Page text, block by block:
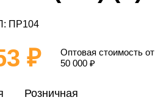
ПР104
₽
Оптовая стоимость от
50 000 ₽
Розничная